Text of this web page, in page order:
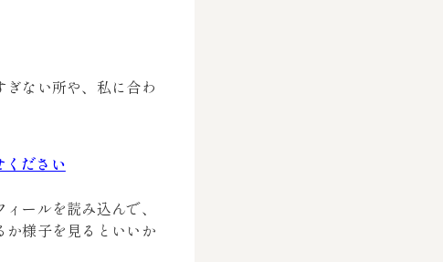
ない所や、私に合わ
ください
ールを読み込んで、
様子を見るといいか